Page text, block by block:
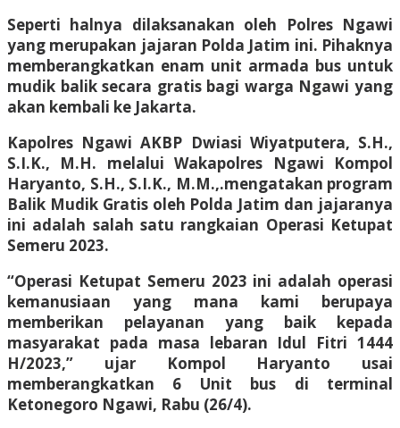
Seperti halnya dilaksanakan oleh Polres Ngawi
yang merupakan jajaran Polda Jatim ini. Pihaknya
memberangkatkan enam unit armada bus untuk
mudik balik secara gratis bagi warga Ngawi yang
akan kembali ke Jakarta.
Kapolres Ngawi AKBP Dwiasi Wiyatputera, S.H.,
S.I.K., M.H. melalui Wakapolres Ngawi Kompol
Haryanto, S.H., S.I.K., M.M.,.mengatakan program
Balik Mudik Gratis oleh Polda Jatim dan jajaranya
ini adalah salah satu rangkaian Operasi Ketupat
Semeru 2023.
“Operasi Ketupat Semeru 2023 ini adalah operasi
kemanusiaan yang mana kami berupaya
memberikan pelayanan yang baik kepada
masyarakat pada masa lebaran Idul Fitri 1444
H/2023,” ujar Kompol Haryanto usai
memberangkatkan 6 Unit bus di terminal
Ketonegoro Ngawi, Rabu (26/4).